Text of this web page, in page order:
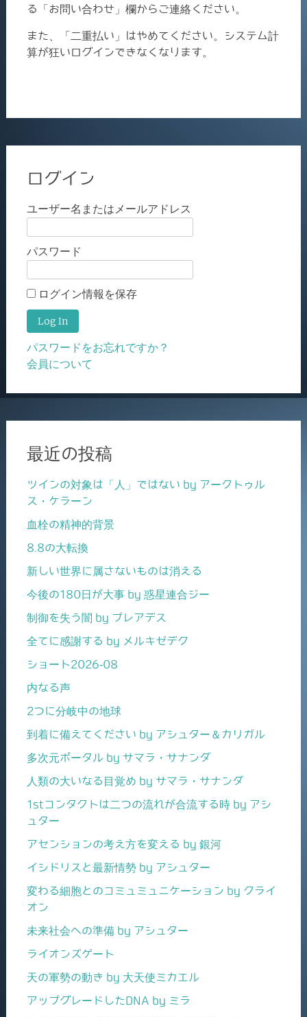
る「お問い合わせ」欄からご連絡ください。
また、「二重払い」はやめてください。システム計
算が狂いログインできなくなります。
ログイン
ユーザー名またはメールアドレス
パスワード
ログイン情報を保存
パスワードをお忘れですか？
会員について
最近の投稿
ツインの対象は「人」ではない by アークトゥル
ス・ケラーン
血栓の精神的背景
8.8の大転換
新しい世界に属さないものは消える
今後の180日が大事 by 惑星連合ジー
制御を失う闇 by プレアデス
全てに感謝する by メルキゼデク
ショート2026-08
内なる声
2つに分岐中の地球
到着に備えてください by アシュター＆カリガル
多次元ポータル by サマラ・サナンダ
人類の大いなる目覚め by サマラ・サナンダ
1stコンタクトは二つの流れが合流する時 by アシ
ュター
アセンションの考え方を変える by 銀河
イシドリスと最新情勢 by アシュター
変わる細胞とのコミュミュニケーション by クライ
オン
未来社会への準備 by アシュター
ライオンズゲート
天の軍勢の動き by 大天使ミカエル
アップグレードしたDNA by ミラ